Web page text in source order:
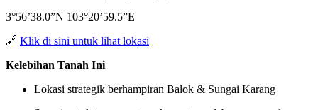
3°56’38.0”N 103°20’59.5”E
🔗 Klik di sini untuk lihat lokasi
Kelebihan Tanah Ini
Lokasi strategik berhampiran Balok & Sungai Karang